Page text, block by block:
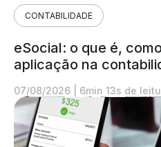
CONTABILIDADE
eSocial: o que é,
aplicação na
07/08/2026 6min 13s de